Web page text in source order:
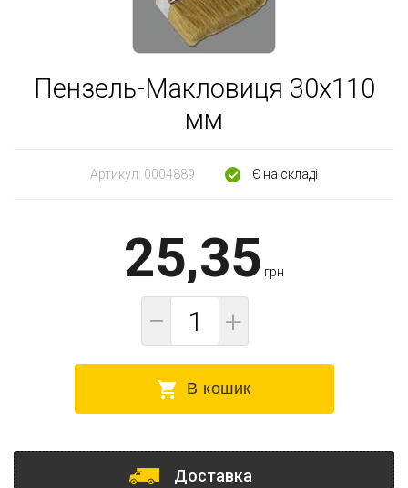
Пензель-Макловиця 30х110
мм
Артикул: 0004889 Є на складі
25,35 грн
− +
В кошик
Доставка